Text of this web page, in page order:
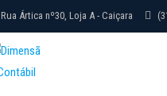
Rua Ártica nº30, Loja A - Caiçara